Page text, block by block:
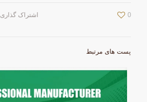
اشتراک گذاری 0
پست های مرتبط